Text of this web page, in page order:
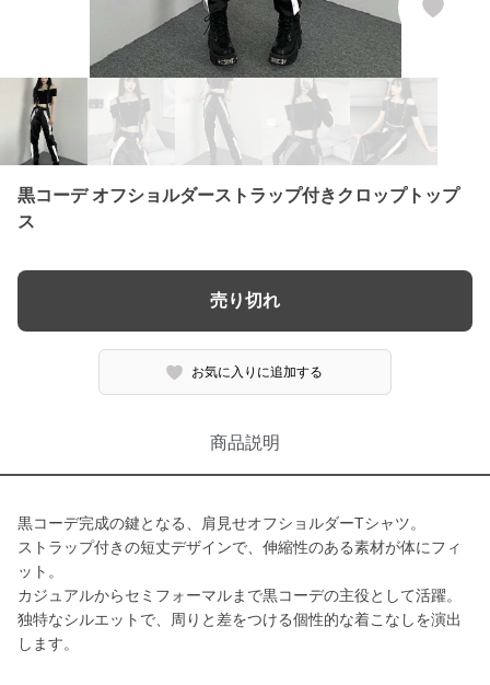
黒コーデ オフショルダーストラップ付きクロップトップ
ス
売り切れ
お気に入りに追加する
商品説明
黒コーデ完成の鍵となる、肩見せオフショルダーTシャツ。
ストラップ付きの短丈デザインで、伸縮性のある素材が体にフィ
ット。
カジュアルからセミフォーマルまで黒コーデの主役として活躍。
独特なシルエットで、周りと差をつける個性的な着こなしを演出
します。